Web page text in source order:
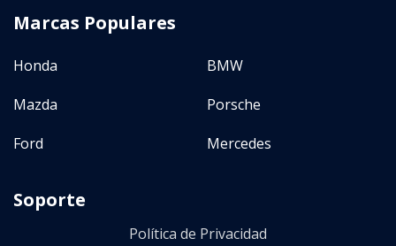
Marcas Populares
Honda
BMW
Mazda
Porsche
Ford
Mercedes
Soporte
Política de Privacidad